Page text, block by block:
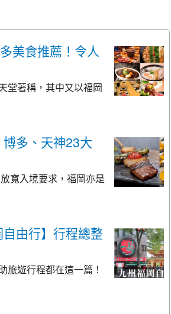
美食推薦！令人
堂著稱，其中又以福岡
多、天神23大
寬入境要求，福岡亦是
自由行】行程總整
旅遊行程都在這一篇！